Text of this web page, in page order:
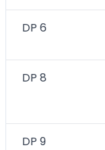
DP 6
DP 8
DP 9